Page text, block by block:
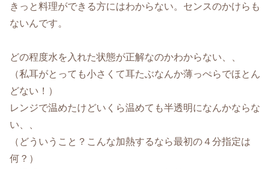
きっと料理ができる方にはわからない。センスのかけらも
ないんです。
どの程度水を入れた状態が正解なのかわからない、、
（私耳がとっても小さくて耳たぶなんか薄っぺらでほとん
どない！）
レンジで温めたけどいくら温めても半透明になんかならな
い、、
（どういうこと？こんな加熱するなら最初の４分指定は
何？）